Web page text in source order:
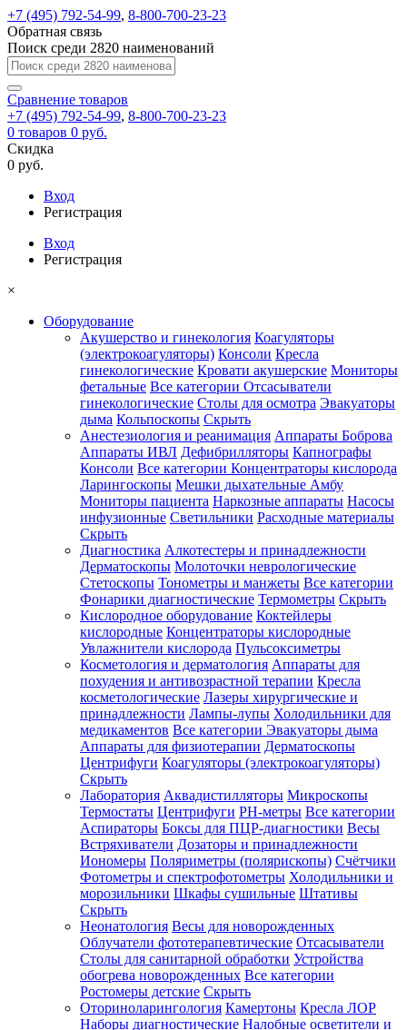
+7 (495) 792-54-99, 8-800-700-23-23
Обратная связь
Поиск среди 2820 наименований
Сравнение товаров
+7 (495) 792-54-99, 8-800-700-23-23
0 товаров 0 руб.
Скидка
0 руб.
Вход
Регистрация
Вход
Регистрация
×
Оборудование
Акушерство и гинекология Коагуляторы
(электрокоагуляторы) Консоли Кресла
гинекологические Кровати акушерские Мониторы
фетальные Все категории Отсасыватели
гинекологические Столы для осмотра Эвакуаторы
дыма Кольпоскопы Скрыть
Анестезиология и реанимация Аппараты Боброва
Аппараты ИВЛ Дефибрилляторы Капнографы
Консоли Все категории Концентраторы кислорода
Ларингоскопы Мешки дыхательные Амбу
Мониторы пациента Наркозные аппараты Насосы
инфузионные Светильники Расходные материалы
Скрыть
Диагностика Алкотестеры и принадлежности
Дерматоскопы Молоточки неврологические
Стетоскопы Тонометры и манжеты Все категории
Фонарики диагностические Термометры Скрыть
Кислородное оборудование Коктейлеры
кислородные Концентраторы кислородные
Увлажнители кислорода Пульсоксиметры
Косметология и дерматология Аппараты для
похудения и антивозрастной терапии Кресла
косметологические Лазеры хирургические и
принадлежности Лампы-лупы Холодильники для
медикаментов Все категории Эвакуаторы дыма
Аппараты для физиотерапии Дерматоскопы
Центрифуги Коагуляторы (электрокоагуляторы)
Скрыть
Лаборатория Аквадистилляторы Микроскопы
Термостаты Центрифуги PH-метры Все категории
Аспираторы Боксы для ПЦР-диагностики Весы
Встряхиватели Дозаторы и принадлежности
Иономеры Поляриметры (полярископы) Счётчики
Фотометры и спектрофотометры Холодильники и
морозильники Шкафы сушильные Штативы
Скрыть
Неонатология Весы для новорожденных
Облучатели фототерапевтические Отсасыватели
Столы для санитарной обработки Устройства
обогрева новорожденных Все категории
Ростомеры детские Скрыть
Оториноларингология Камертоны Кресла ЛОР
Наборы диагностические Налобные осветители и